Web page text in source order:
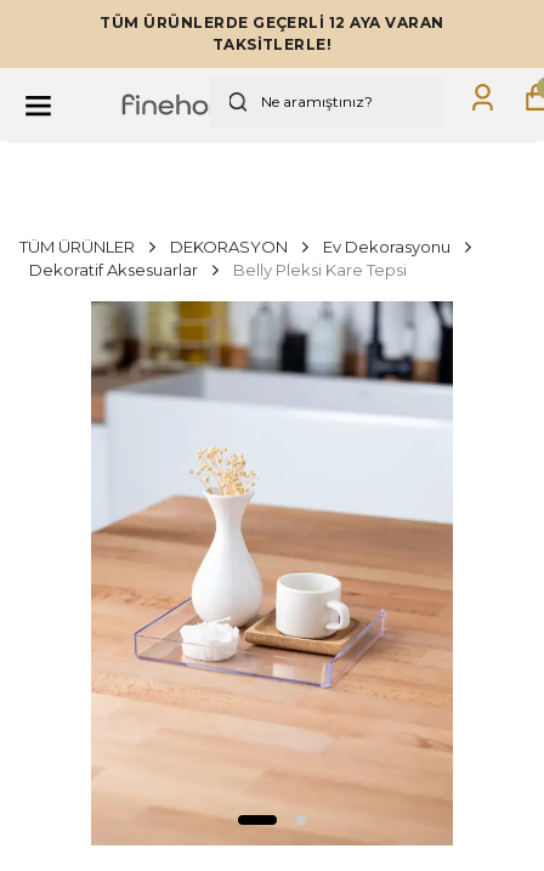
TÜM ÜRÜNLERDE GEÇERLİ 12 AYA VARAN
TAKSİTLERLE!
TÜM ÜRÜNLER DEKORASYON
Ev Dekorasyonu
Dekoratif Aksesuarlar
Belly Pleksi Kare Tepsi